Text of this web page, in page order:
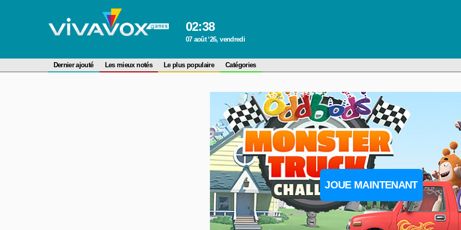
02:38
07 août ‘26, vendredi
Dernier ajouté Les mieux notés Le plus populaire Catégories
JOUE MAINTENANT